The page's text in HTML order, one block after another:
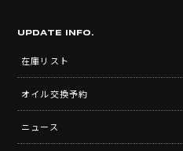
UPDATE INFO.
在庫リスト
オイル交換予約
ニュース